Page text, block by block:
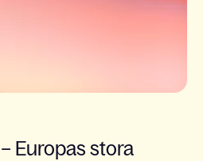
Europas stora